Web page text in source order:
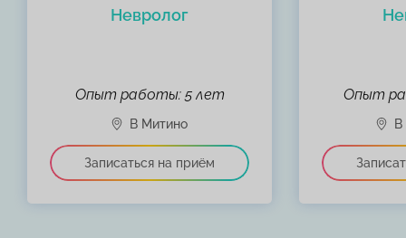
Невролог
Опыт работы: 5 лет Опыт